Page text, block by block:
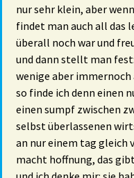
nur sehr klein, aber
findet man auch all das
überall noch war und
und dann stellt man
wenige aber immernoch
so finde ich denn einen
einen sumpf zwischen
selbst überlassenen
an nur einem tag gleich
macht hoffnung, das